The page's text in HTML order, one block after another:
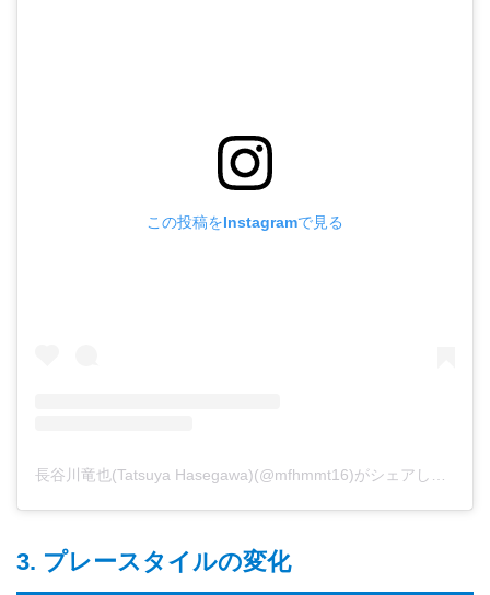
この投稿をInstagramで見る
3. プレースタイルの変化